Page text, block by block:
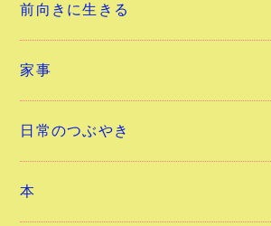
前向きに生きる
家事
日常のつぶやき
本